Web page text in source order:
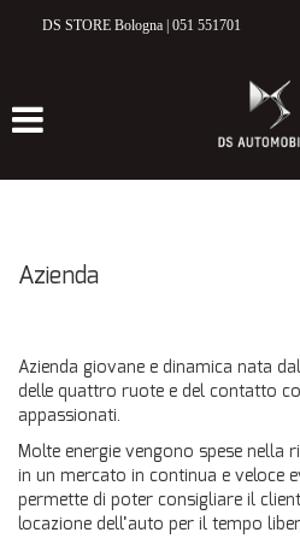
HOME
MODELLI DS
ELETTRICO & IBRIDO
NUOVO
VETTURE NUOVE E KM 0
USATO
DS STORE Bologna | 051 551701
Azienda
Azienda giovane e dinamica nata
delle quattro ruote e del contatto
appassionati.
Molte energie vengono spese nella
in un mercato in continua e veloce
permette di poter consigliare il
locazione dell’auto per il tempo